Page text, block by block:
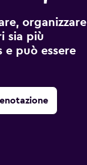
organizzare
sia più
e può essere